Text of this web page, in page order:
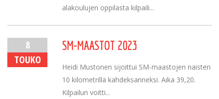
alakoulujen oppilasta kilpaili...
8
TOUKO
SM-MAASTOT 2023
Heidi Mustonen sijoittui SM-maastojen naisten
10 kilometrillä kahdeksanneksi. Aika 39,20.
Kilpailun voitti...